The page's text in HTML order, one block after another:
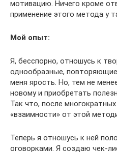
мотивацию. Ничего кроме
применение этого метода у
Мой опыт:
Я, бесспорно, отношусь к
однообразные,
меня ярость. Но, тем не
новому и приобретать
Так что, после
«взаимности» от этой
Теперь я отношусь к ней
оговорками. Я создаю чек-